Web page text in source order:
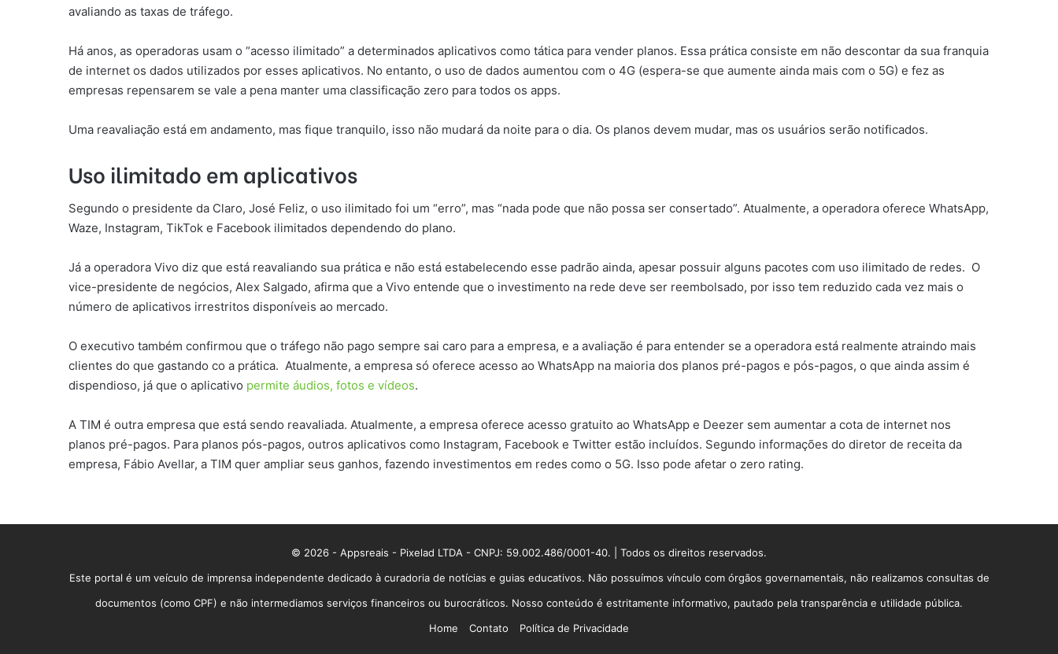
avaliando as taxas de tráfego.
Há anos, as operadoras usam o “acesso ilimitado” a determinados aplicativos como tática para vender planos. Essa prática consiste em não descontar da sua franquia
de internet os dados utilizados por esses aplicativos. No entanto, o uso de dados aumentou com o 4G (espera-se que aumente ainda mais com o 5G) e fez as
empresas repensarem se vale a pena manter uma classificação zero para todos os apps.
Uma reavaliação está em andamento, mas fique tranquilo, isso não mudará da noite para o dia. Os planos devem mudar, mas os usuários serão notificados.
Uso ilimitado em aplicativos
Segundo o presidente da Claro, José Feliz, o uso ilimitado foi um “erro”, mas “nada pode que não possa ser consertado”. Atualmente, a operadora oferece WhatsApp,
Waze, Instagram, TikTok e Facebook ilimitados dependendo do plano.
Já a operadora Vivo diz que está reavaliando sua prática e não está estabelecendo esse padrão ainda, apesar possuir alguns pacotes com uso ilimitado de redes. O
vice-presidente de negócios, Alex Salgado, afirma que a Vivo entende que o investimento na rede deve ser reembolsado, por isso tem reduzido cada vez mais o
número de aplicativos irrestritos disponíveis ao mercado.
O executivo também confirmou que o tráfego não pago sempre sai caro para a empresa, e a avaliação é para entender se a operadora está realmente atraindo mais
clientes do que gastando co a prática. Atualmente, a empresa só oferece acesso ao WhatsApp na maioria dos planos pré-pagos e pós-pagos, o que ainda assim é
dispendioso, já que o aplicativo permite áudios, fotos e vídeos.
A TIM é outra empresa que está sendo reavaliada. Atualmente, a empresa oferece acesso gratuito ao WhatsApp e Deezer sem aumentar a cota de internet nos
planos pré-pagos. Para planos pós-pagos, outros aplicativos como Instagram, Facebook e Twitter estão incluídos. Segundo informações do diretor de receita da
empresa, Fábio Avellar, a TIM quer ampliar seus ganhos, fazendo investimentos em redes como o 5G. Isso pode afetar o zero rating.
© 2026 - Appsreais - Pixelad LTDA - CNPJ: 59.002.486/0001-40. | Todos os direitos reservados.
Este portal é um veículo de imprensa independente dedicado à curadoria de notícias e guias educativos. Não possuímos vínculo com órgãos governamentais, não realizamos consultas de
documentos (como CPF) e não intermediamos serviços financeiros ou burocráticos. Nosso conteúdo é estritamente informativo, pautado pela transparência e utilidade pública.
Home
Contato Política de Privacidade